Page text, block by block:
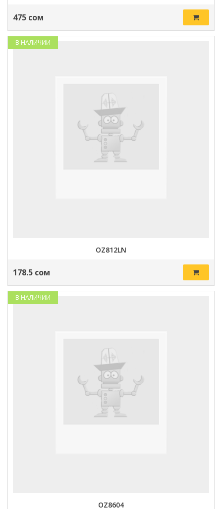
475 сом
В НАЛИЧИИ
OZ812LN
178.5 сом
В НАЛИЧИИ
OZ8604